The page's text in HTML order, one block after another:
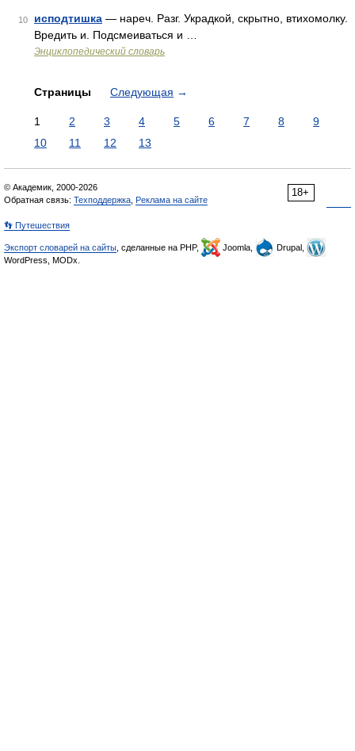
10 исподтишка — нареч. Разг. Украдкой, скрытно, втихомолку.
Вредить и. Подсмеиваться и …
Энциклопедический словарь
Страницы Следующая →
1 2 3 4 5 6 7 8
9
10
11 12 13
18+
© Академик, 2000-2026
Обратная связь: Техподдержка Реклама на сайте
👣 Путешествия
Экспорт словарей на сайты , сделанные на PHP, Joomla,
Drupal,
WordPress, MODx.